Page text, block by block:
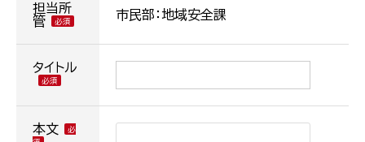
担当所
管
市民部：地域安全課
タイトル
本文